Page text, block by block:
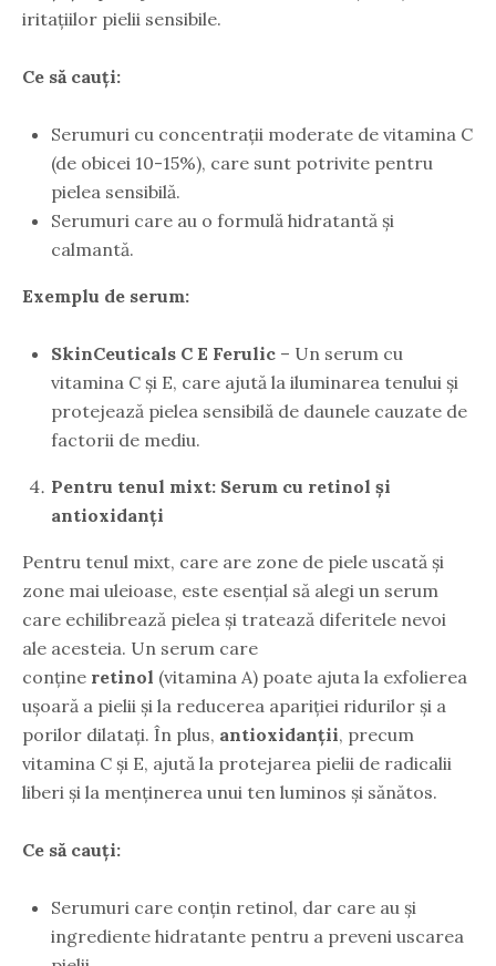
iritațiilor pielii sensibile.
Ce să cauți:
Serumuri cu concentrații moderate de vitamina C
(de obicei 10-15%), care sunt potrivite pentru
pielea sensibilă.
Serumuri care au o formulă hidratantă și
calmantă.
Exemplu de serum:
SkinCeuticals C E Ferulic – Un serum cu
vitamina C și E, care ajută la iluminarea tenului și
protejează pielea sensibilă de daunele cauzate de
factorii de mediu.
Pentru tenul mixt: Serum cu retinol și
antioxidanți
Pentru tenul mixt, care are zone de piele uscată și
zone mai uleioase, este esențial să alegi un serum
care echilibrează pielea și tratează diferitele nevoi
ale acesteia. Un serum care
conține retinol (vitamina A) poate ajuta la exfolierea
ușoară a pielii și la reducerea apariției ridurilor și a
porilor dilatați. În plus, antioxidanții, precum
vitamina C și E, ajută la protejarea pielii de radicalii
liberi și la menținerea unui ten luminos și sănătos.
Ce să cauți:
Serumuri care conțin retinol, dar care au și
ingrediente hidratante pentru a preveni uscarea